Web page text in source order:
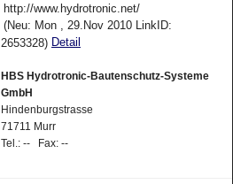
http://www.hydrotronic.net/
(Neu: Mon , 29.Nov 2010 LinkID:
2653328) Detail
HBS Hydrotronic-Bautenschutz-Systeme
GmbH
Hindenburgstrasse
71711 Murr
Tel.: -- Fax: --